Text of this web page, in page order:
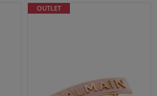
OUTLET